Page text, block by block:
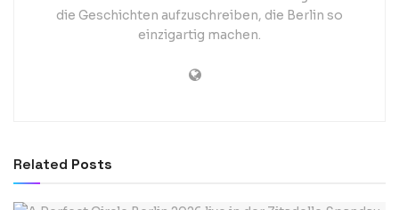
die Geschichten aufzuschreiben, die Berlin so
einzigartig machen.
Related Posts